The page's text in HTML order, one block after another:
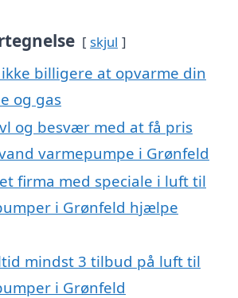
skjul
billigere at opvarme din
og gas
og besvær med at få pris
varmepumpe i Grønfeld
firma med speciale i luft til
i Grønfeld hjælpe
mindst 3 tilbud på luft til
i Grønfeld